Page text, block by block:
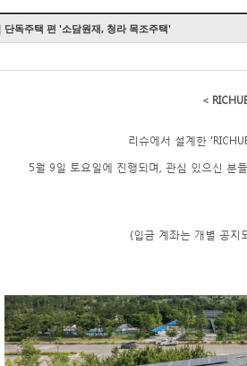
독주택 편 '소담원재, 청라 목조주택'
<
리슈에서 설계한
5월 9일 토요일에 진행되며, 관심 있으신 분
(입금 계좌는 개별 공지